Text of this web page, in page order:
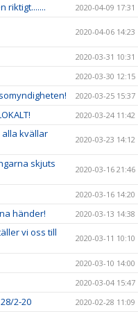
riktigt....... 2020-04-09 17:31
2020-04-06 14:23
2020-03-31 10:31
2020-03-30 12:15
2020-03-25 15:37
2020-03-24 11:42
alla kvällar
2020-03-23 14:12
skjuts
2020-03-16 21:46
2020-03-16 14:20
händer! 2020-03-13 14:38
vi oss till
2020-03-11 10:10
2020-03-10 14:00
2020-03-04 15:47
2-20 2020-02-28 11:09